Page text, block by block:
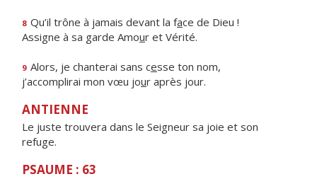
8 Qu’il trône à jamais devant la face de Dieu !
Assigne à sa garde Amour et Vérité.
9 Alors, je chanterai sans cesse ton nom,
j’accomplirai mon vœu jour après jour.
ANTIENNE
Le juste trouvera dans le Seigneur sa joie et son
refuge.
PSAUME : 63